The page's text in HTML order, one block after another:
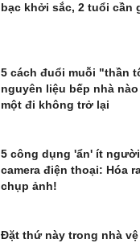
bạc khởi sắc, 2 tuổi cần
5 cách đuổi muỗi "thần
nguyên liệu bếp nhà
một đi không trở lại
5 công dụng 'ẩn' ít
camera điện thoại: Hóa
chụp ảnh!
Đặt thứ này trong nhà